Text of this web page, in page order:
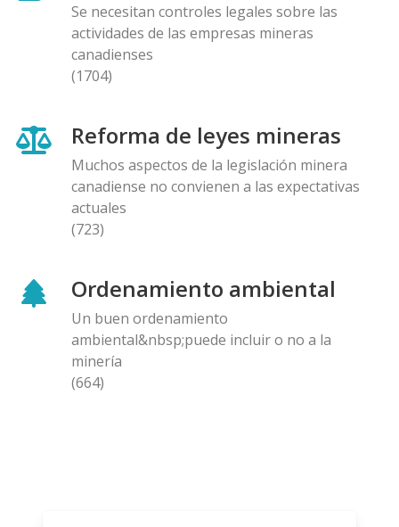
Se necesitan controles legales sobre las
actividades de las empresas mineras
canadienses
(1704)
Reforma de leyes mineras
Muchos aspectos de la legislación minera
canadiense no convienen a las expectativas
actuales
(723)
Ordenamiento ambiental
Un buen ordenamiento
ambiental&nbsp;puede incluir o no a la
minería
(664)